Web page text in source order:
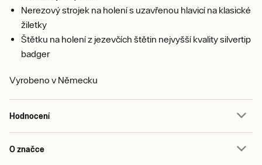
Nerezový strojek na holení s uzavřenou hlavicí na klasické
žiletky
Štětku na holení z jezevčích štětin nejvyšší kvality silvertip
badger
Vyrobeno v Německu
Hodnocení
O značce